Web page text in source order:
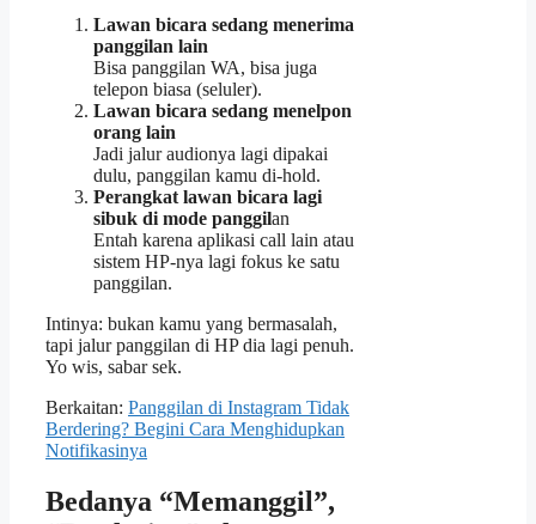
Lawan bicara sedang menerima
panggilan lain
Bisa panggilan WA, bisa juga
telepon biasa (seluler).
Lawan bicara sedang menelpon
orang lain
Jadi jalur audionya lagi dipakai
dulu, panggilan kamu di-hold.
Perangkat lawan bicara lagi
sibuk di mode panggilan
Entah karena aplikasi call lain atau
sistem HP-nya lagi fokus ke satu
panggilan.
Intinya: bukan kamu yang bermasalah,
tapi jalur panggilan di HP dia lagi penuh.
Yo wis, sabar sek.
Berkaitan: Panggilan di Instagram Tidak
Berdering? Begini Cara Menghidupkan
Notifikasinya
Bedanya “Memanggil”,